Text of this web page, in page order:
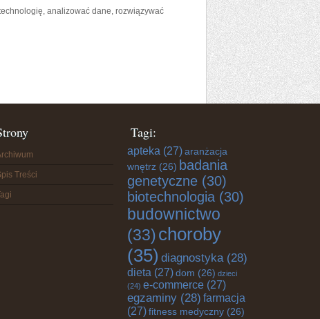
analizować dane, rozwiązywać
Treści
Tagi:
apteka (27) aranżacja
wnętrz (26) badania
genetyczne (30)
biotechnologia (30)
budownictwo
(33)choroby
(35) diagnostyka(28)
dieta (27) dom (26) dzieci
(24) e-commerce (27)
egzaminy (28) farmacja
(27) fitness medyczny (26)